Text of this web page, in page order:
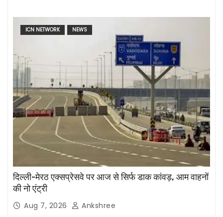
ICN NETWORK NEWS
दिल्ली-मेरठ एक्सप्रेसवे पर आज से सिर्फ डाक कांवड़, आम वाहनों
की नो एंट्री
Aug 7, 2026 Ankshree